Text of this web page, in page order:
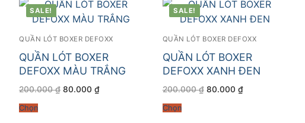
SALE!
QUẦN LÓT BOXER DEFOXX
QUẦN LÓT BOXER
DEFOXX MÀU TRẮNG
200.000₫ Giá
80.000 ₫Giá
Chọn
SALE!
QUẦN LÓT BOXER DEFOXX
QUẦN LÓT BOXER
DEFOXX XANH ĐEN
200.000₫ Giá
80.000 ₫Giá
hiện
Chọn